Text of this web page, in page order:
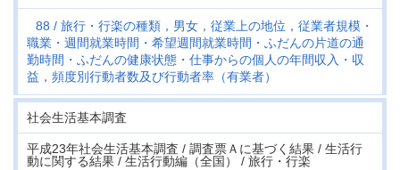
88
旅行・行楽の種類，男女，従業上の地位，従業者規模・
職業・週間就業時間・希望週間就業時間・ふだんの片道の通
勤時間・ふだんの健康状態・仕事からの個人の年間収入・収
益，頻度別行動者数及び行動者率（有業者）
社会生活基本調査
平成23年社会生活基本調査 / 調査票Ａに基づく結果 / 生活行
動に関する結果 / 生活行動編（全国） / 旅行・行楽